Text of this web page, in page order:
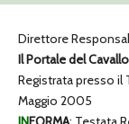
Direttore
Il Portale del Cavallo
Registrata presso il
Maggio 2005